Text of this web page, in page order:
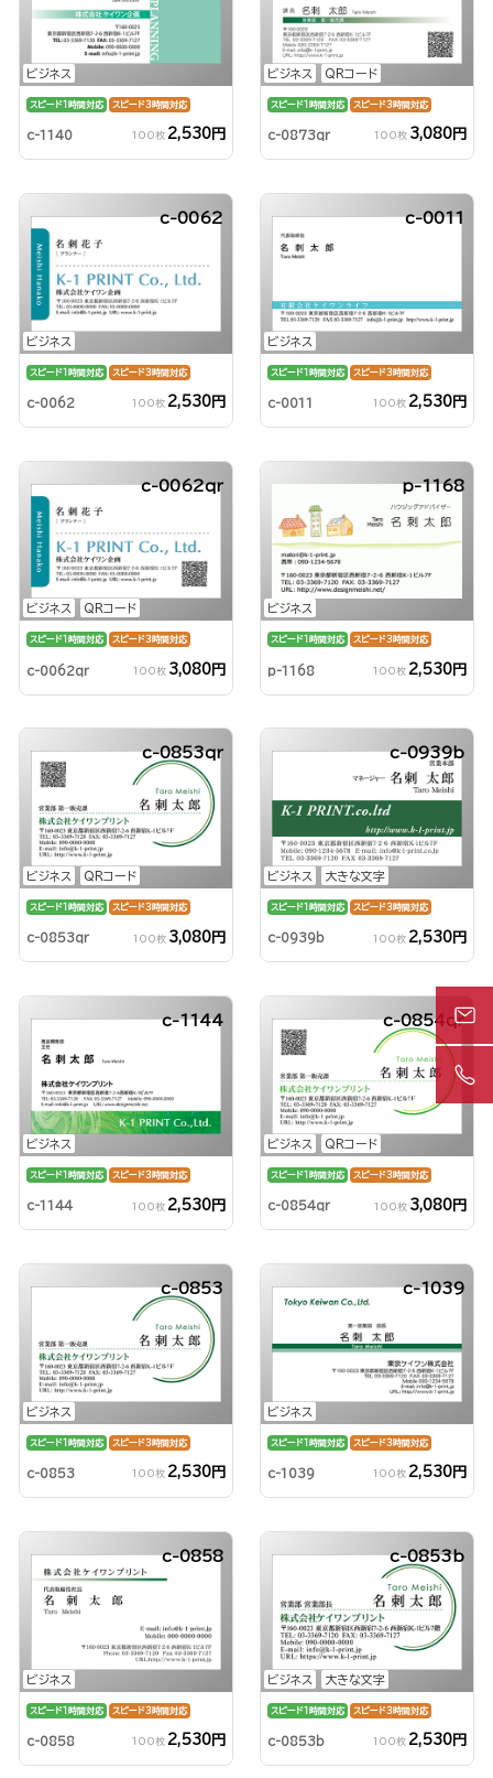
ビジネス
スピード1時間対応 スピード3時間対応
c-1140 100枚 2,530円
ビジネス QRコード
スピード1時間対応 スピード3時間対応
c-0873qr 100枚 3,080円
ビジネス
c-0062
スピード1時間対応 スピード3時間対応
c-0062 100枚 2,530円
ビジネス
c-0011
スピード1時間対応 スピード3時間対応
c-0011 100枚 2,530円
ビジネス QRコード
c-0062qr
スピード1時間対応 スピード3時間対応
c-0062qr 100枚 3,080円
ビジネス
p-1168
スピード1時間対応 スピード3時間対応
p-1168 100枚 2,530円
ビジネス QRコード
c-0853qr
スピード1時間対応 スピード3時間対応
c-0853qr 100枚 3,080円
ビジネス 大きな文字
c-0939b
スピード1時間対応 スピード3時間対応
c-0939b 100枚 2,530円
ビジネス
c-1144
スピード1時間対応 スピード3時間対応
c-1144 100枚 2,530円
ビジネス QRコード
c-0854qr
スピード1時間対応 スピード3時間対応
c-0854qr 100枚 3,080円
ビジネス
c-0853
スピード1時間対応 スピード3時間対応
c-0853 100枚 2,530円
ビジネス
c-1039
スピード1時間対応 スピード3時間対応
c-1039 100枚 2,530円
ビジネス
c-0858
スピード1時間対応 スピード3時間対応
c-0858 100枚 2,530円
ビジネス 大きな文字
c-0853b
スピード1時間対応 スピード3時間対応
c-0853b 100枚 2,530円